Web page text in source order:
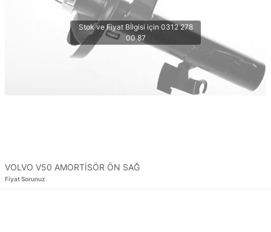
VOLVO V50 AMORTİSÖR ÖN SAĞ
Fiyat Sorunuz